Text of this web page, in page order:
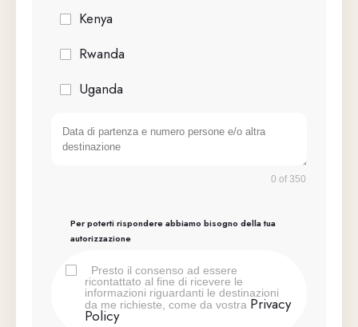
Kenya
Rwanda
Uganda
0 of 350
Per poterti rispondere abbiamo bisogno della tua
autorizzazione
Presto il consenso ad essere
ricontattato al fine di ricevere le
informazioni riguardanti le destinazioni
da me richieste, come da vostra Privacy
Policy